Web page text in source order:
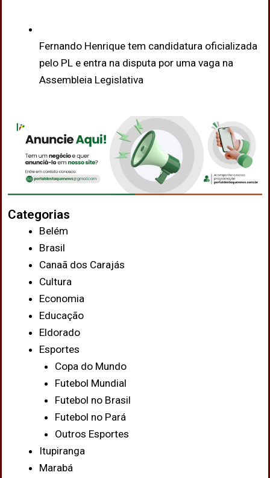
Fernando Henrique tem candidatura oficializada
pelo PL e entra na disputa por uma vaga na
Assembleia Legislativa
Categorias
Belém
Brasil
Canaã dos Carajás
Cultura
Economia
Educação
Eldorado
Esportes
Copa do Mundo
Futebol Mundial
Futebol no Brasil
Futebol no Pará
Outros Esportes
Itupiranga
Marabá